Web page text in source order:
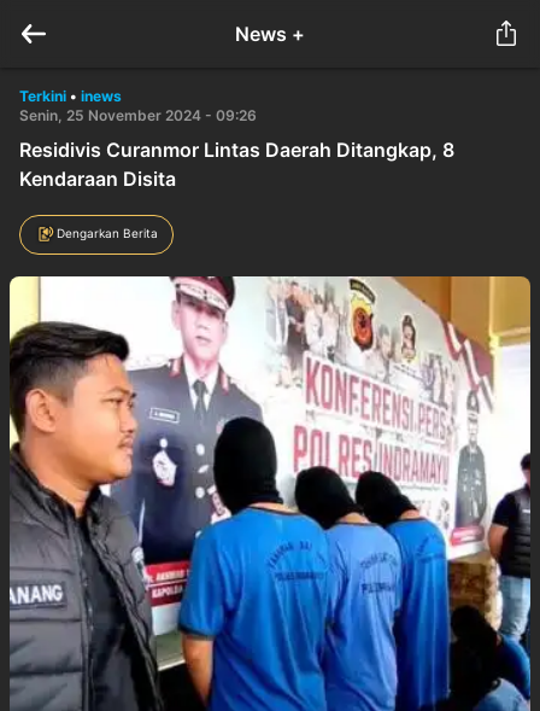
News +
Terkini • inews
Senin, 25 November 2024 - 09:26
Residivis Curanmor Lintas Daerah Ditangkap, 8
Kendaraan Disita
Dengarkan Berita